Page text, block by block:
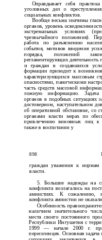
Оправдывает себя практика
уголовных дел о
социальных конфликтов.
Вообще весьма значимы
органов, уровень
экстремальных условиях
чрезвычайного положения).
работа по разъяснению
события, мотивов введения
порядка, положений
регламентирующих деятельность
и
граждан в создавшихся
формации приводит к
характеризующихся массовым
опасностями, паническими
часть средств массовой
ложную информацию. Задача
органов в подобных ситуациях
достоверном, наступательном
об оперативной обстановке, со­
органами власти мерах по
привлечению виновных лиц к
также в воспитании у
898
граждан уважения к
власти.
5. Большие надежды на
конфликта возлагались на
амнистиях. К сожалению,
конфликта амнистии не оказали
Особенность
наличием значительного
места своего постоянного
Республики Ингушетия с
1999 — начале 2000 г.
переселенцев. Основная